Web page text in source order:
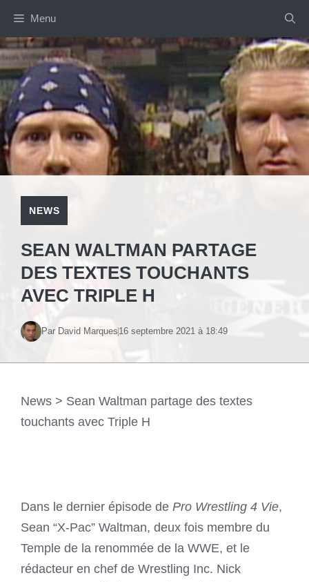
contenu
Menu
NEWS
SEAN WALTMAN PARTAGE
DES TEXTES TOUCHANTS
AVEC TRIPLE H
Par David Marques 16 septembre 2021 à 18:49
News > Sean Waltman partage des textes
touchants avec Triple H
Dans le dernier épisode de Pro Wrestling 4 Vie,
Sean “X-Pac” Waltman, deux fois membre du
Temple de la renommée de la WWE, et le
rédacteur en chef de Wrestling Inc. Nick